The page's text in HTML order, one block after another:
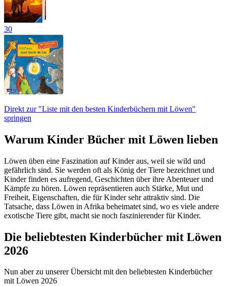
30
Direkt zur "Liste mit den besten Kinderbüchern mit Löwen"
springen
Warum Kinder Bücher mit Löwen lieben
Löwen üben eine Faszination auf Kinder aus, weil sie wild und
gefährlich sind. Sie werden oft als König der Tiere bezeichnet und
Kinder finden es aufregend, Geschichten über ihre Abenteuer und
Kämpfe zu hören. Löwen repräsentieren auch Stärke, Mut und
Freiheit, Eigenschaften, die für Kinder sehr attraktiv sind. Die
Tatsache, dass Löwen in Afrika beheimatet sind, wo es viele andere
exotische Tiere gibt, macht sie noch faszinierender für Kinder.
Die beliebtesten Kinderbücher mit Löwen
2026
Nun aber zu unserer Übersicht mit den beliebtesten Kinderbücher
mit Löwen 2026